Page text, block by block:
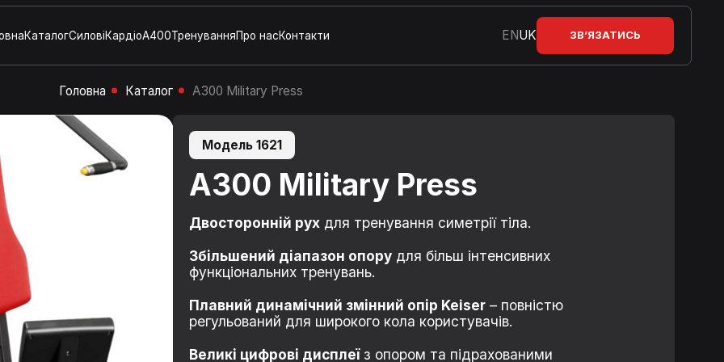
КаталогСиловіКардіоA400ТренуванняПро насКонтакти ENUK ЗВ’ЯЗАТИСЬ
Головна Каталог A300 Military Press
Модель 1621
A300 Military Press
Двосторонній рух для тренування симетрії тіла.
Збільшений діапазон опору для більш інтенсивних
функціональних тренувань.
Плавний динамічний змінний опір Keiser – повністю
регульований для широкого кола користувачів.
Великі цифрові дисплеїз опором та підрахованими